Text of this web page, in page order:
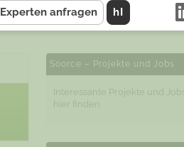
Experten anfragen hI
Soorce – Projekte und Jobs
Interessante Projekte und Jobs
hier finden